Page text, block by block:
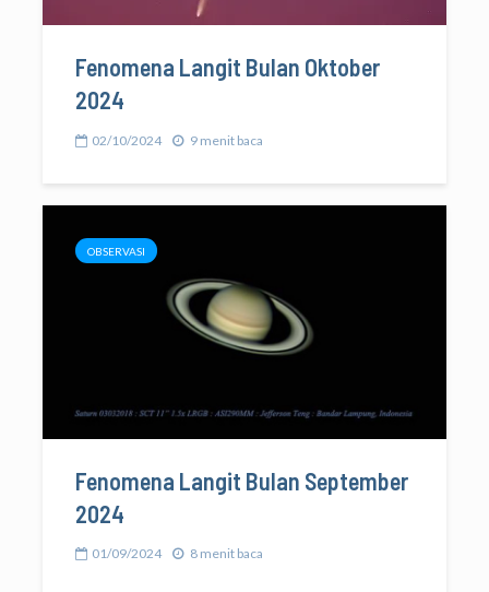
Fenomena Langit Bulan Oktober
2024
02/10/2024 9 menit baca
OBSERVASI
Fenomena Langit Bulan September
2024
01/09/2024 8 menit baca